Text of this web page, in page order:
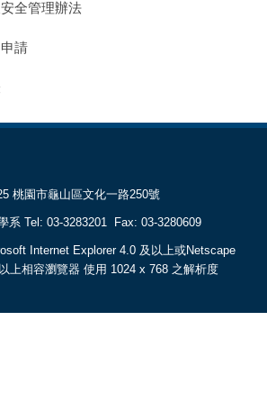
全管理辦法
請
桃園市龜山區文化一路250號
系 Tel: 03-3283201 Fax: 03-3280609
Internet Explorer 4.0 及以上或Netscape
上相容瀏覽器 使用 1024 x 768 之解析度